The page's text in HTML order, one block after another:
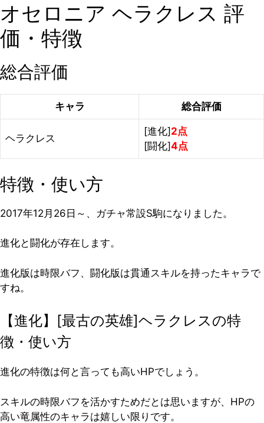
オセロニア ヘラクレス 評
価・特徴
総合評価
キャラ 総合評価
ヘラクレス
[進化] 2点
[闘化]4点
特徴・使い方
2017年12月26日～、ガチャ常設S駒になりました。
進化と闘化が存在します。
進化版は時限バフ、闘化版は貫通スキルを持ったキャラで
すね。
【進化】[最古の英雄]ヘラクレスの特
徴・使い方
進化の特徴は何と言っても高いHPでしょう。
スキルの時限バフを活かすためだとは思いますが、HPの
高い竜属性のキャラは嬉しい限りです。